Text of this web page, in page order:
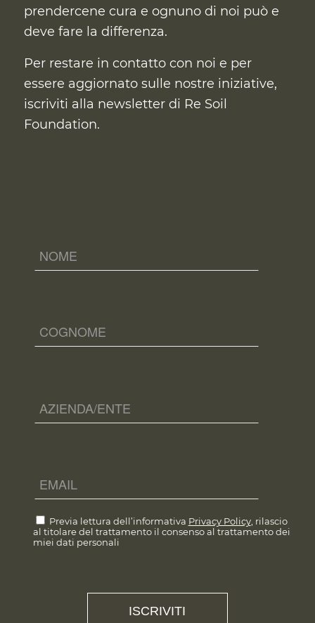
prendercene cura e ognuno di noi può e
deve fare la differenza.
Per restare in contatto con noi e per
essere aggiornato sulle nostre iniziative,
iscriviti alla newsletter di Re Soil
Foundation.
Previa lettura dell’informativa Privacy Policy, rilascio
al titolare del trattamento il consenso al trattamento dei
miei dati personali